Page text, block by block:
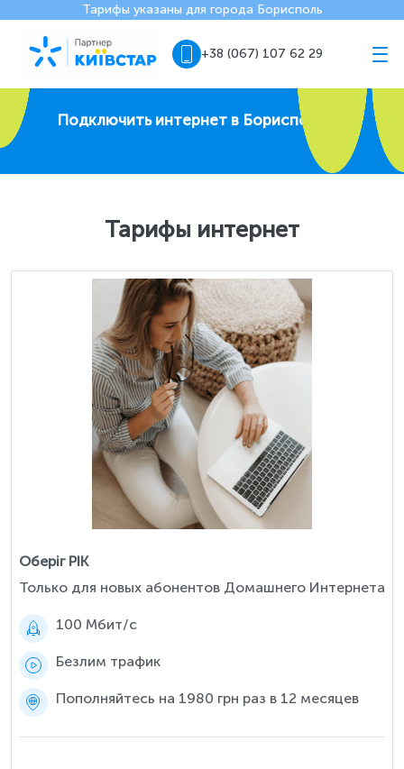
Тарифы указаны для города Борисполь
+38 (067) 107 62 29
Подключить интернет в Борисполе
Тарифы интернет
Оберіг РІК
Только для новых абонентов Домашнего Интернета
100 Мбит/c
Безлим трафик
Пополняйтесь на 1980 грн раз в 12 месяцев